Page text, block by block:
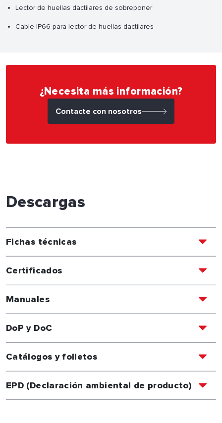
Lector de huellas dactilares de sobreponer
Cable IP66 para lector de huellas dactilares
¿Necesita más información?
Contacte con nosotros
Descargas
Fichas técnicas
Certificados
Manuales
DoP y DoC
Catálogos y folletos
EPD (Declaración ambiental de producto)